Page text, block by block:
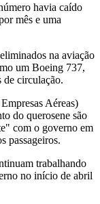
havia caído
mês e uma
na aviação
um Boeing 737,
circulação.
Aéreas)
do querosene são
com o governo em
passageiros.
trabalhando
no início de abril